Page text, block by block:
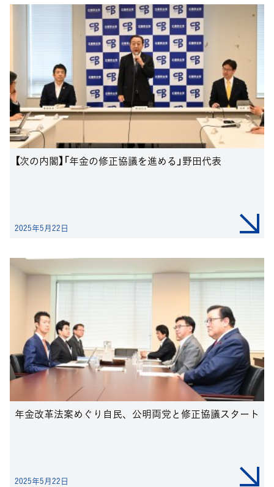
【次の内閣】「年金の修正協議を進める」野田代表
2025年5月22日
年金改革法案めぐり自民、公明両党と修正協議スタート
2025年5月22日